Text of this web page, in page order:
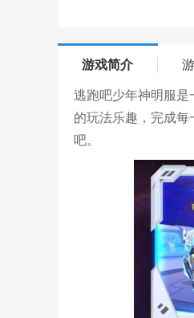
游戏简介
逃跑吧少年神明服是
的玩法乐趣，完成
吧。